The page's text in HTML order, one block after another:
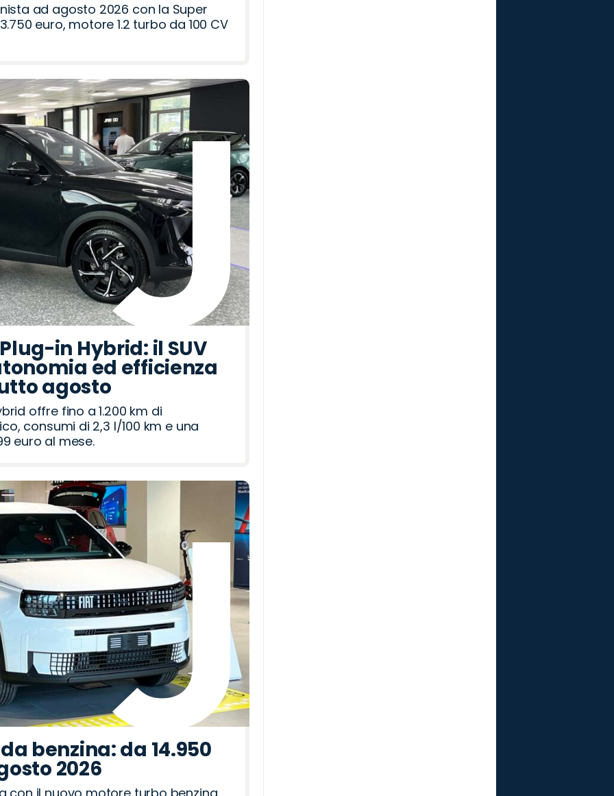
ad agosto 2026 con la Super
euro, motore 1.2 turbo da 100 CV
in Hybrid: il SUV
ed efficienza
agosto
offre fino a 1.200 km di
consumi di 2,3 l/100 km e una
euro al mese.
benzina: da 14.950
2026